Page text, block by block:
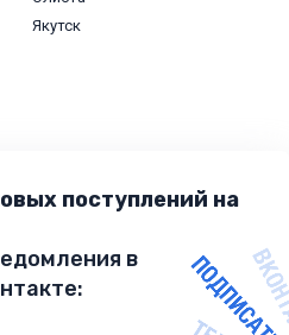
Якутск
поступлений на
в